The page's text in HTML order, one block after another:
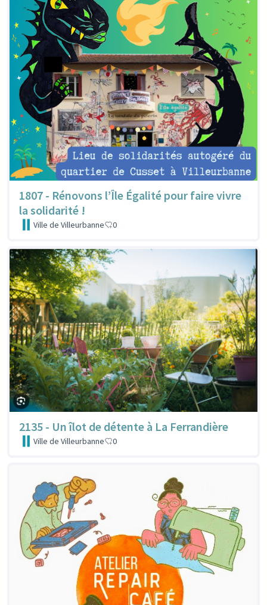
1807 - Rénovons l’Île Égalité pour faire vivre
la solidarité !
Ville de Villeurbanne 0
2135 - Un îlot de détente à La Ferrandière
Ville de Villeurbanne 0